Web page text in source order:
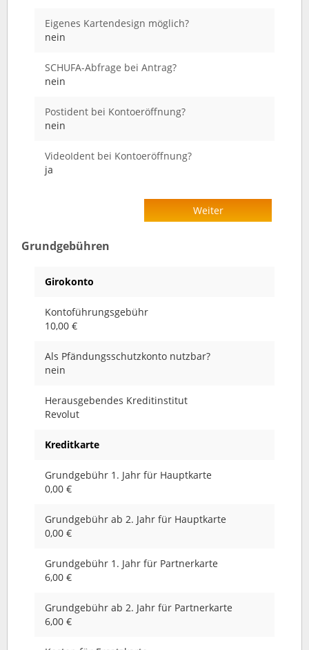
Eigenes Kartendesign möglich?
nein
SCHUFA-Abfrage bei Antrag?
nein
Postident bei Kontoeröffnung?
nein
VideoIdent bei Kontoeröffnung?
ja
Weiter
Grundgebühren
Girokonto
Kontoführungsgebühr
10,00 €
Als Pfändungsschutzkonto nutzbar?
nein
Herausgebendes Kreditinstitut
Revolut
Kreditkarte
Grundgebühr 1. Jahr für Hauptkarte
0,00 €
Grundgebühr ab 2. Jahr für Hauptkarte
0,00 €
Grundgebühr 1. Jahr für Partnerkarte
6,00 €
Grundgebühr ab 2. Jahr für Partnerkarte
6,00 €